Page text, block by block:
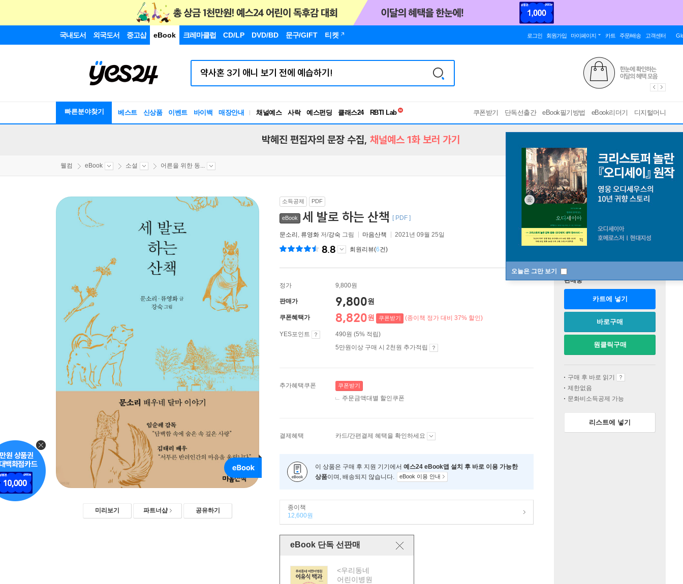
국내도서 외국도서 중고샵 eBook 크레마클럽 CD/LP DVD/BD 문구/GIFT 티켓 로그인 회원가입 마이페이지 카트 주문/배송 고객센터
빠른분야찾기 베스트 신상품 이벤트 바이백 매장안내 채널예스 사락 예스펀딩 클래스24
RBTI Lab
독서유형검사
쿠폰받기 단독선출간 eBook필기방법 eBook리더기 디지털머니
오늘은 그만 보기
박혜진 편집자의 문장 수집, 채널예스 1화 보러 가기
웰컴 eBook 소설 어른을 위한 동...
미리보기 파트너샵 공유하기
소득공제 PDF
eBook 세 발로 하는 산책 [ PDF ]
문소리 , 류영화 저/강숙 그림 마음산책 2021년 09월 25일
8.8 회원리뷰(6건)
정가 9,800원
판매가 9,800원
쿠폰혜택가 8,820원 쿠폰받기 (종이책 정가 대비 37% 할인)
YES포인트
490원 (5% 적립)
5만원이상 구매 시 2천원 추가적립
추가혜택쿠폰 쿠폰받기
주문금액대별 할인쿠폰
결제혜택 카드/간편결제 혜택을 확인하세요
이 상품은 구매 후 지원 기기에서 예스24 eBook앱 설치 후 바로 이용 가능한
상품이며, 배송되지 않습니다. eBook 이용 안내
종이책
12,600원
eBook 단독 선판매
<우리동네
어린이병원
판매중
카트에 넣기
바로구매
원클릭구매
구매 후 바로 읽기
제한없음
문화비소득공제 가능
리스트에 넣기